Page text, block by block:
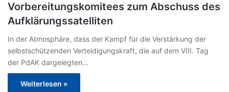
Vorbereitungskomitees zum Abschuss des
Aufklärungssatelliten
In der Atmosphäre, dass der Kampf für die Verstärkung der
selbstschützenden Verteidigungskraft, die auf dem VIII. Tag
der PdAK dargelegten…
Weiterlesen »